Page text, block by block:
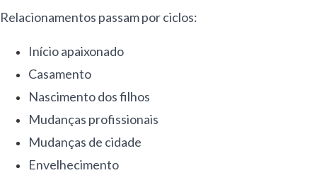
Relacionamentos passam por ciclos:
Início apaixonado
Casamento
Nascimento dos filhos
Mudanças profissionais
Mudanças de cidade
Envelhecimento